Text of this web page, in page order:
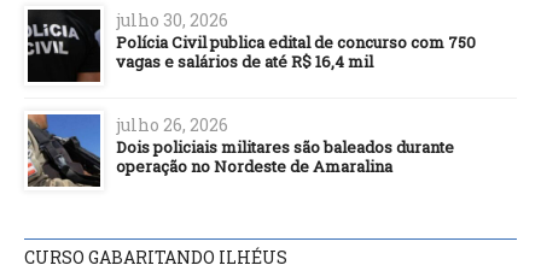
julho 30, 2026
Polícia Civil publica edital de concurso com 750
vagas e salários de até R$ 16,4 mil
julho 26, 2026
Dois policiais militares são baleados durante
operação no Nordeste de Amaralina
CURSO GABARITANDO ILHÉUS